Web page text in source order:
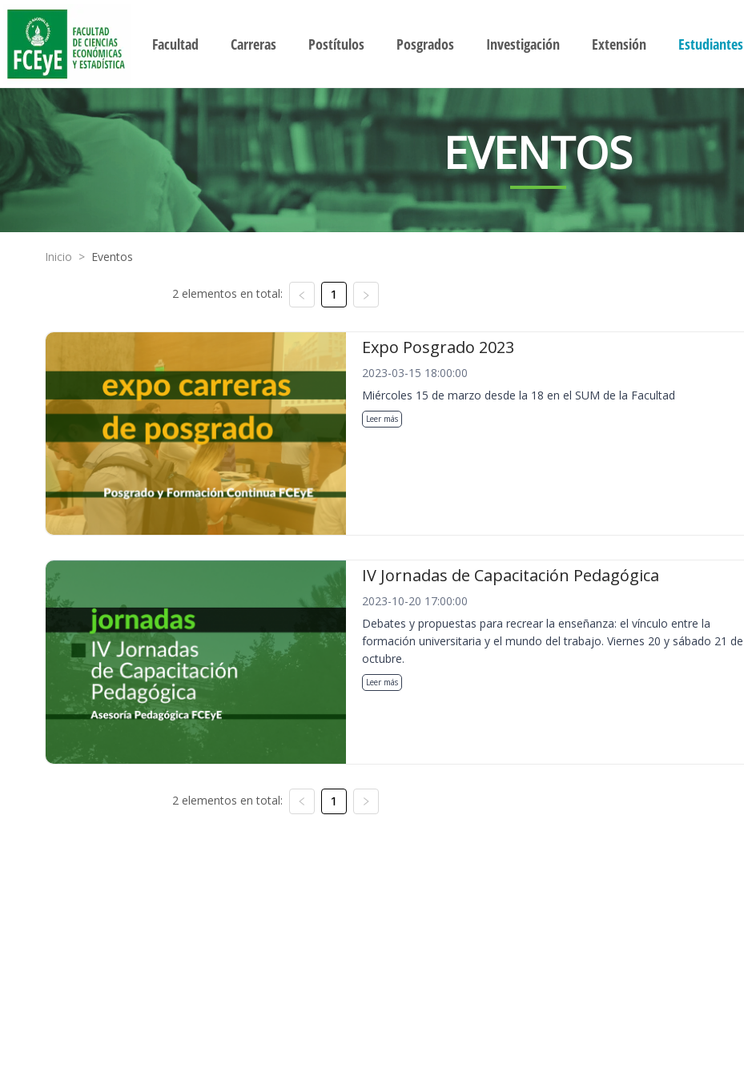
Facultad Carreras Postítulos Posgrados Investigación Extensión Estudiantes
EVENTOS
Inicio > Eventos
2 elementos en total: 1
Expo Posgrado 2023
2023-03-15 18:00:00
Miércoles 15 de marzo desde la 18 en el SUM de la Facultad
Leer más
IV Jornadas de Capacitación Pedagógica
2023-10-20 17:00:00
Debates y propuestas para recrear la enseñanza: el vínculo entre la
formación universitaria y el mundo del trabajo. Viernes 20 y sábado 21 de
octubre.
Leer más
2 elementos en total: 1